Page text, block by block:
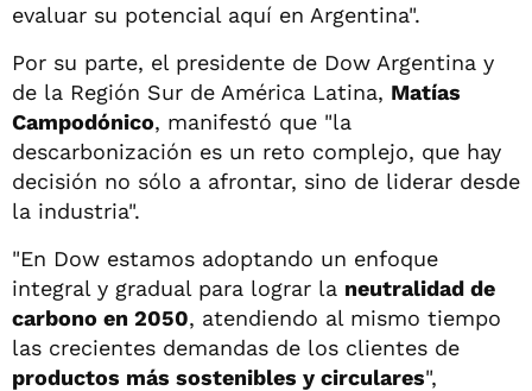
evaluar su potencial aquí en Argentina".
Por su parte, el presidente de Dow Argentina y
de la Región Sur de América Latina, Matías
Campodónico, manifestó que "la
descarbonización es un reto complejo, que hay
decisión no sólo a afrontar, sino de liderar desde
la industria".
"En Dow estamos adoptando un enfoque
integral y gradual para lograr la neutralidad de
carbono en 2050, atendiendo al mismo tiempo
las crecientes demandas de los clientes de
productos más sostenibles y circulares",